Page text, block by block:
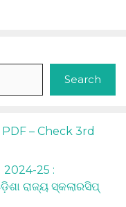
Search
– Check 3rd
25 :
ରାଜ୍ୟ ସ୍କଲାରସିପ୍